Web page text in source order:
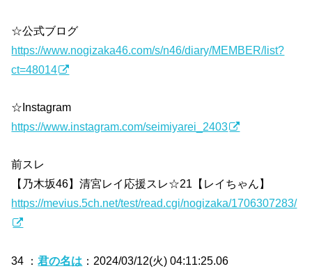
☆公式ブログ
https://www.nogizaka46.com/s/n46/diary/MEMBER/list?
ct=48014
☆Instagram
https://www.instagram.com/seimiyarei_2403
前スレ
【乃木坂46】清宮レイ応援スレ☆21【レイちゃん】
https://mevius.5ch.net/test/read.cgi/nogizaka/1706307283/
34 ：君の名は ：2024/03/12(火) 04:11:25.06